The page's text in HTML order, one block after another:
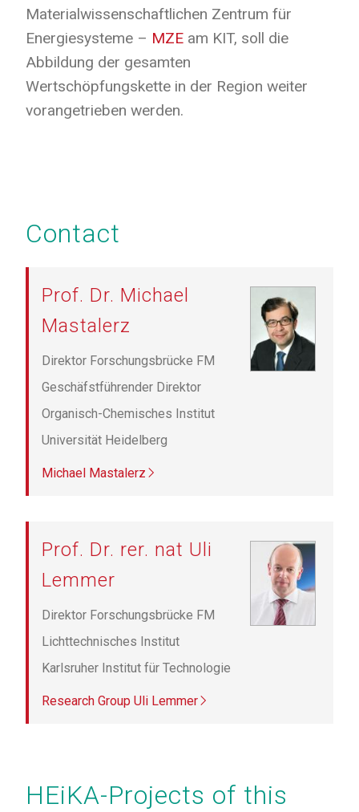
Materialwissenschaftlichen Zentrum für
Energiesysteme – MZE am KIT, soll die
Abbildung der gesamten
Wertschöpfungskette in der Region weiter
vorangetrieben werden.
Contact
Prof. Dr. Michael
Mastalerz
Direktor Forschungsbrücke FM
Geschäfstführender Direktor
Organisch-Chemisches Institut
Universität Heidelberg
Michael Mastalerz
Prof. Dr. rer. nat Uli
Lemmer
Direktor Forschungsbrücke FM
Lichttechnisches Institut
Karlsruher Institut für Technologie
Research Group Uli Lemmer
HEiKA-Projects of this